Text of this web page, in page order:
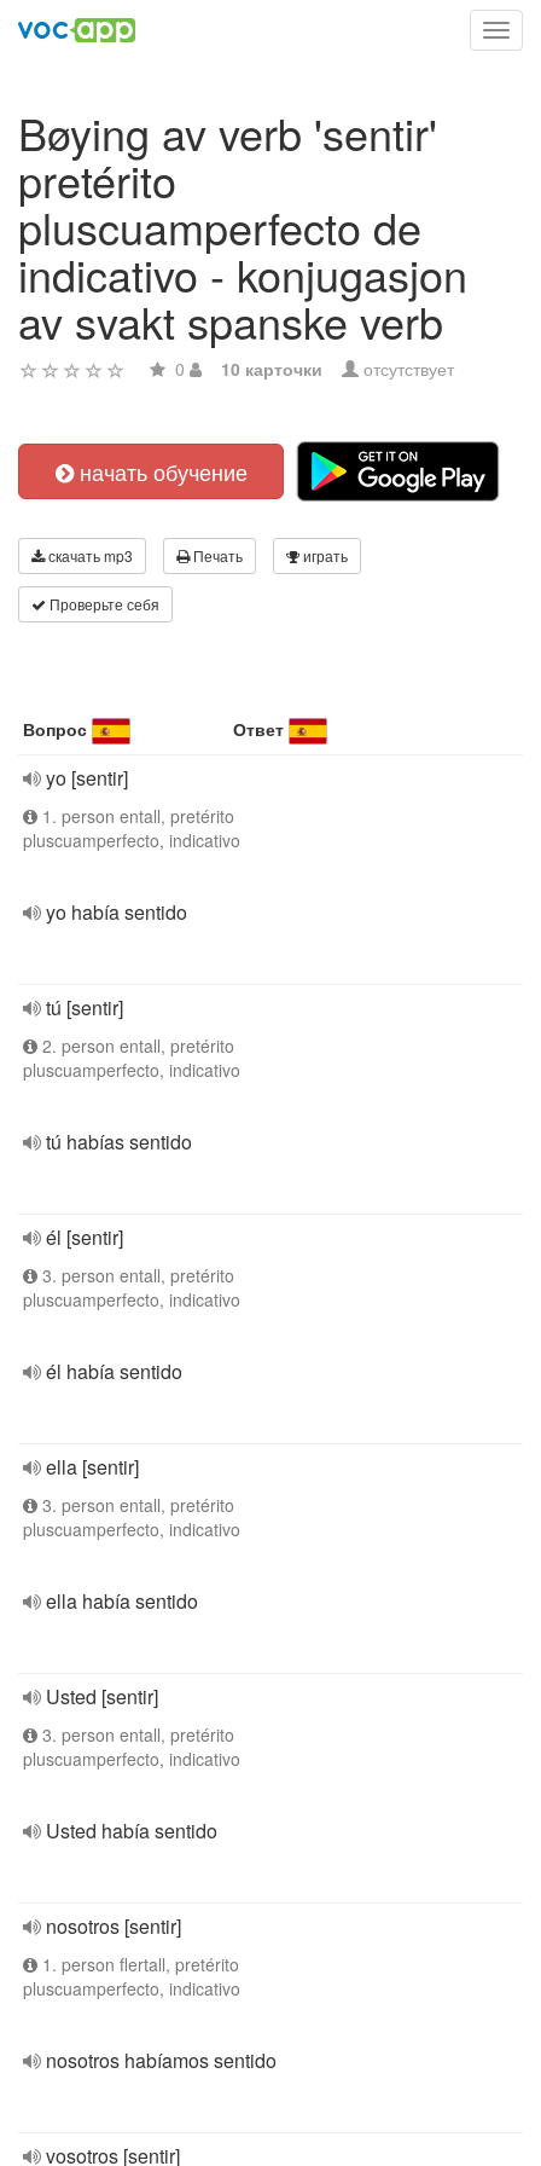
Bøying av verb 'sentir'
pretérito
pluscuamperfecto de
indicativo - konjugasjon
av svakt spanske verb
0 10 карточки отсутствует
начать обучение
скачать mp3 Печать играть
Проверьте себя
Вопрос Ответ
yo [sentir]
1. person entall, pretérito
pluscuamperfecto, indicativo
yo había sentido
tú [sentir]
2. person entall, pretérito
pluscuamperfecto, indicativo
tú habías sentido
él [sentir]
3. person entall, pretérito
pluscuamperfecto, indicativo
él había sentido
ella [sentir]
3. person entall, pretérito
pluscuamperfecto, indicativo
ella había sentido
Usted [sentir]
3. person entall, pretérito
pluscuamperfecto, indicativo
Usted había sentido
nosotros [sentir]
1. person flertall, pretérito
pluscuamperfecto, indicativo
nosotros habíamos sentido
vosotros [sentir]